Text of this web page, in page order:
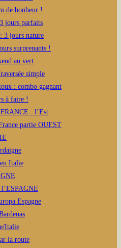
de bonheur !
jours parfaits
3 jours nature
surprenants !
au vert
simple
: combo gagnant
à faire !
: l’Est
partie OUEST
Italie
Espagne
Italie
la route